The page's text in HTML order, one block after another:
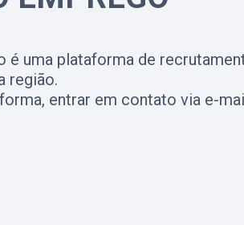
é uma plataforma de
região.
entrar em contato via e-